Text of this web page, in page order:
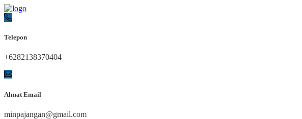
Telepon
+6282138370404
Almat Email
minpajangan@gmail.com